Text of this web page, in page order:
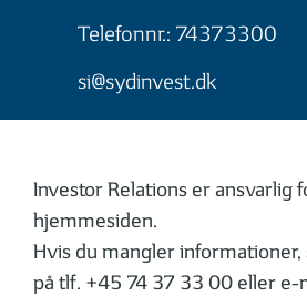
Telefonnr.: 74373300
si@sydinvest.dk
Investor Relations er ansvarlig
hjemmesiden.
Hvis du mangler informationer,
på tlf. +45 74 37 33 00 eller e-